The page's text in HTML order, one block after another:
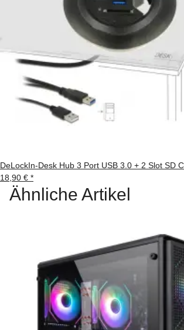
DeLockIn-Desk Hub 3 Port USB 3.0 + 2 Slot SD
18,90 € *
Ähnliche Artikel